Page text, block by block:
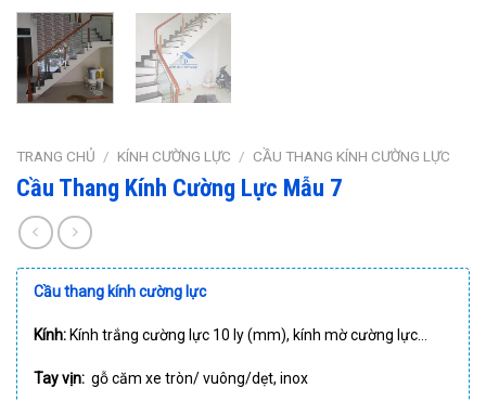
TRANG CHỦ / KÍNH CƯỜNG LỰC / CẦU THANG KÍNH CƯỜNG LỰC
Cầu Thang Kính Cường Lực Mẫu 7
Cầu thang kính cường lực
Kính: Kính trắng cường lực 10 ly (mm), kính mờ cường lực…
Tay vịn: gỗ căm xe tròn/ vuông/dẹt, inox